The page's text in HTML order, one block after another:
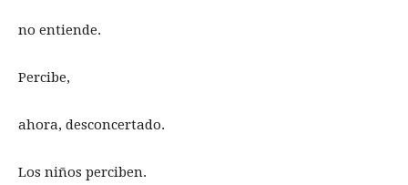
no entiende.
Percibe,
ahora, desconcertado.
Los niños perciben.